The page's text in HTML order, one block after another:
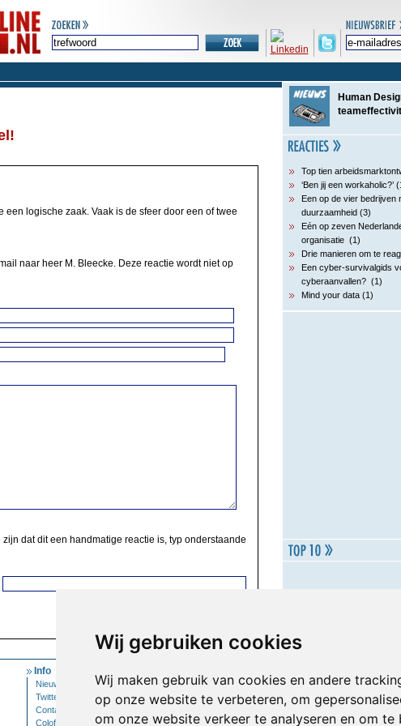
Wij gebruiken cookies
Wij maken gebruik van cookies en andere
op onze website te verbeteren, om
om onze website verkeer te analyseren en om
een logische zaak. Vaak is de sfeer door een of twee
naar heer M. Bleecke. Deze reactie wordt niet op
dat dit een handmatige reactie is, typ onderstaande
Human
Top tien
‘Ben jij een workaholic?’
Een op de vier bedrijven
duurzaamheid (3)
Eén op zeven
organisatie (1)
Drie manieren om te
Een cyber-survivalgids
cyberaanvallen? (1)
Mind your data (1)
Info
Nieuwsbrief
Twitter
Contact
Colofon
Inloggen